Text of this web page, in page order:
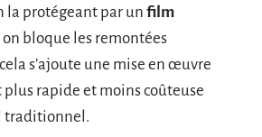
la protégeant par un film
on bloque les remontées
s’ajoute une mise en œuvre
rapide et moins coûteuse
traditionnel.